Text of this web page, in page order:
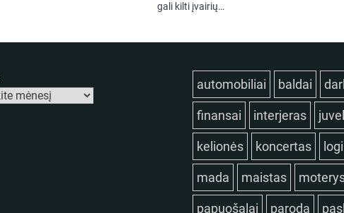
gali kilti įvairių…
automobiliai baldai
finansai interjeras
kelionės koncertas
mada maistas
papuošalai paroda